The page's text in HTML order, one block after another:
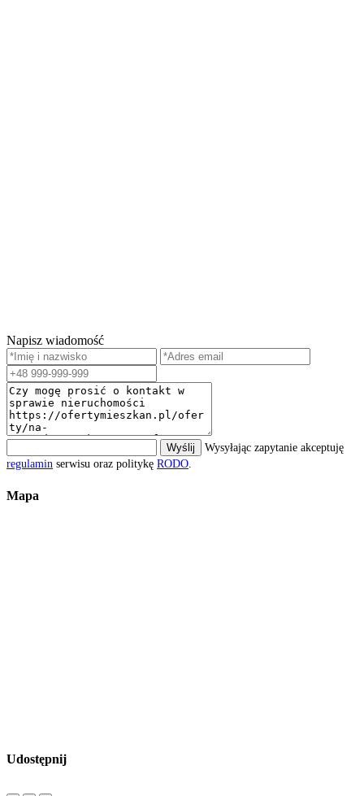
Napisz wiadomość
Wyślij
Wysyłając zapytanie akceptuję
regulamin serwisu oraz politykę RODO.
Mapa
Udostępnij